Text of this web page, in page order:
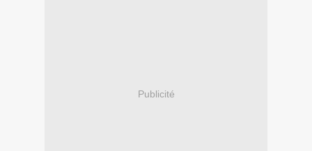
Publicité